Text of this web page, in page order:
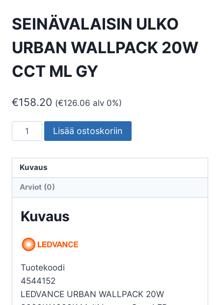
SEINÄVALAISIN ULKO
URBAN WALLPACK 20W
CCT ML GY
€158.20 (€126.06 alv 0%)
SEINÄVALAISIN
ULKO
WALLPACK
20W
GY
Lisää ostoskoriin
Kuvaus
Arviot (0)
Kuvaus
Tuotekoodi
4544152
LEDVANCE URBAN WALLPACK 20W